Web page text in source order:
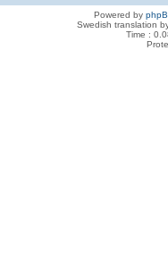
Powered by
Swedish translation
Time :